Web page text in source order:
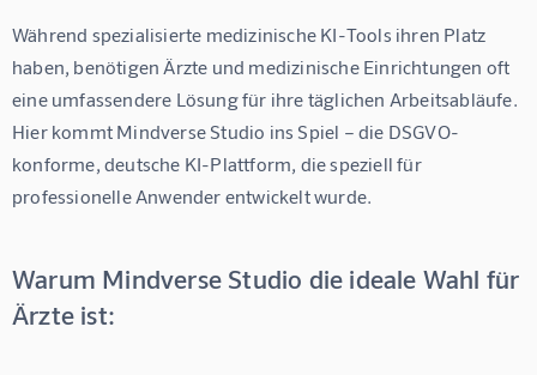
Während spezialisierte medizinische KI-Tools ihren Platz
haben, benötigen Ärzte und medizinische Einrichtungen oft
eine umfassendere Lösung für ihre täglichen Arbeitsabläufe.
Hier kommt Mindverse Studio ins Spiel – die DSGVO-
konforme, deutsche KI-Plattform, die speziell für
professionelle Anwender entwickelt wurde.
Warum Mindverse Studio die ideale Wahl für
Ärzte ist: